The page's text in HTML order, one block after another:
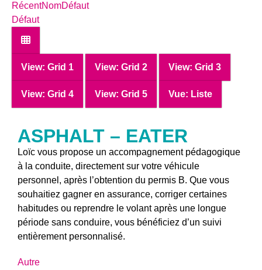
RécentNomDéfaut
Défaut
View: Grid 1 View: Grid 2 View: Grid 3
View: Grid 4 View: Grid 5 Vue: Liste
ASPHALT – EATER
Loïc vous propose un accompagnement pédagogique
à la conduite, directement sur votre véhicule
personnel, après l’obtention du permis B. Que vous
souhaitiez gagner en assurance, corriger certaines
habitudes ou reprendre le volant après une longue
période sans conduire, vous bénéficiez d’un suivi
entièrement personnalisé.
Autre